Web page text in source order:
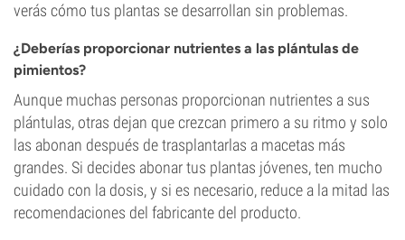
verás cómo tus plantas se desarrollan sin problemas.
¿Deberías proporcionar nutrientes a las plántulas de
pimientos?
Aunque muchas personas proporcionan nutrientes a sus
plántulas, otras dejan que crezcan primero a su ritmo y solo
las abonan después de trasplantarlas a macetas más
grandes. Si decides abonar tus plantas jóvenes, ten mucho
cuidado con la dosis, y si es necesario, reduce a la mitad las
recomendaciones del fabricante del producto.